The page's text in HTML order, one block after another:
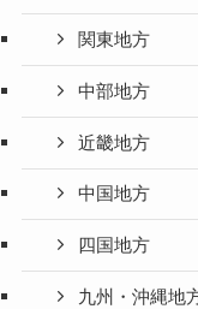
関東地方
中部地方
近畿地方
中国地方
四国地方
九州・沖縄地